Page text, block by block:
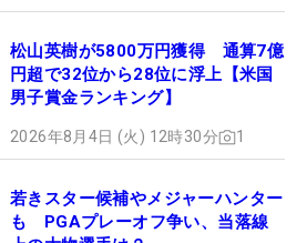
松山英樹が5800万円獲得 通算7億
円超で32位から28位に浮上【米国
男子賞金ランキング】
2026年8月4日 (火) 12時30分 1
若きスター候補やメジャーハンター
も PGAプレーオフ争い、当落線